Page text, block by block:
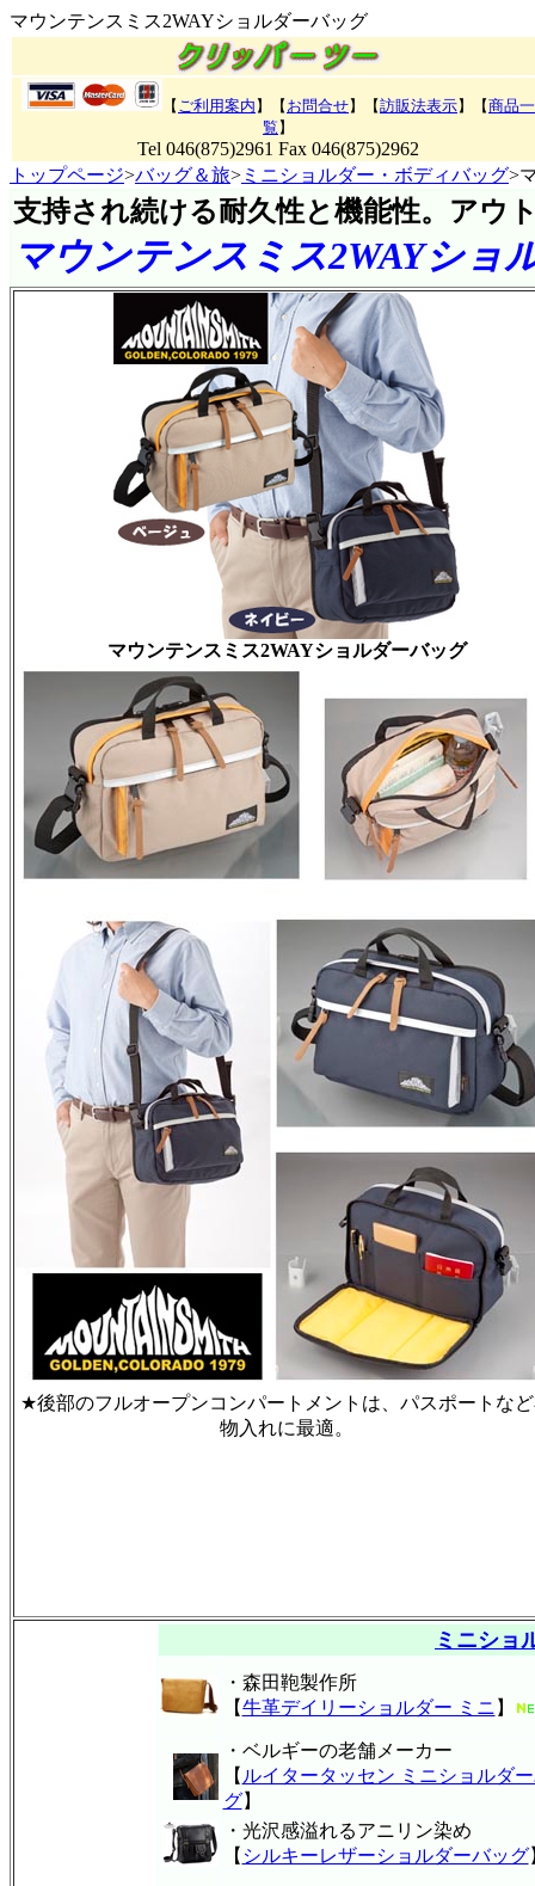
マウンテンスミス2WAYショルダーバッグ
【 ご利用案内 】【 お問合せ】【訪販法表示】 【商品一
覧 】
Tel 046(875)2961 Fax 046(875)2962
トップページ>バッグ＆旅> ミニショルダー・ボディバッグ>
支持され続ける耐久性と機能性。アウ
マウンテンスミス2WAYショ
マウンテンスミス2WAYショルダーバッグ
★後部のフルオープンコンパートメントは、パスポートな
物入れに最適。
ミニショ
・森田鞄製作所
【牛革デイリーショルダー ミニ 】
・ベルギーの老舗メーカー
【 ルイタータッセン ミニショルダ
グ】
・光沢感溢れるアニリン染め
【 シルキーレザーショルダーバッグ